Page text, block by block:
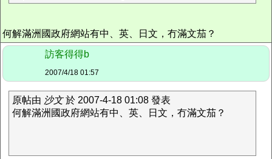
何解滿洲國政府網站有中、英、日文，冇滿文茄？
訪客得得b
2007/4/18 01:57
原帖由 沙文於 2007-4-18 01:08 發表
何解滿洲國政府網站有中、英、日文，冇滿文茄？